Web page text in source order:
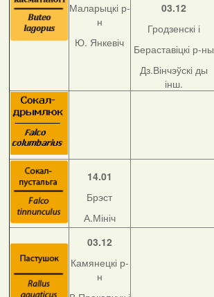
Маларыцкі р-
н
Ю. Янкевіч
03.12
Гродзенскі і
Бераставіцкі р-ны
Дз.Вінчэўскі ды
інш.
14.01
Брэст
А.Мініч
03.12
Камянецкі р-
н